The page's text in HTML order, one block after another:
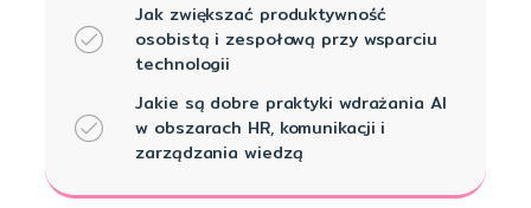
Jak zwiększać produktywność
osobistą i zespołową przy wsparciu
technologii
Jakie są dobre praktyki wdrażania AI
w obszarach HR, komunikacji i
zarządzania wiedzą